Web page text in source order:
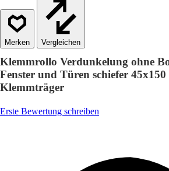
Vergleichen
Klemmrollo Verdunkelung ohne
Fenster und Türen schiefer
Klemmträger
Erste Bewertung schreiben